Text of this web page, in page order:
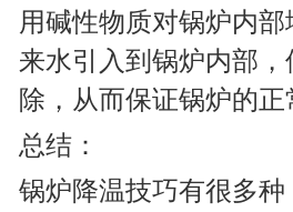
用碱性物质对锅炉内
来水引入到锅炉内部
除，从而保证锅炉的正
总结：
锅炉降温技巧有很多